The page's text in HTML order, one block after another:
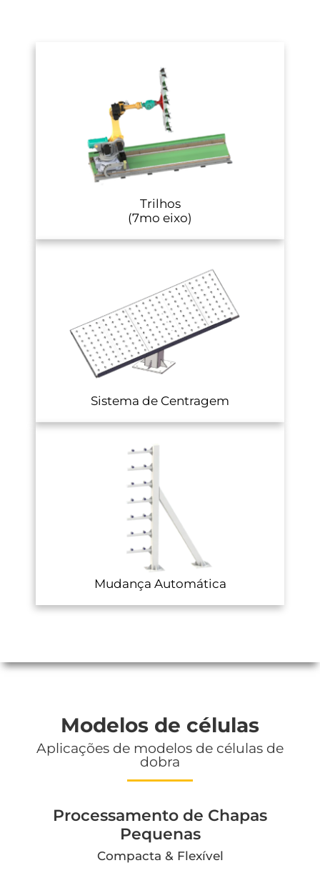
Trilhos
(7mo eixo)
Sistema de Centragem
Mudança Automática
Modelos de células
Aplicações de modelos de células de
dobra
Processamento de Chapas
Pequenas
Compacta & Flexível